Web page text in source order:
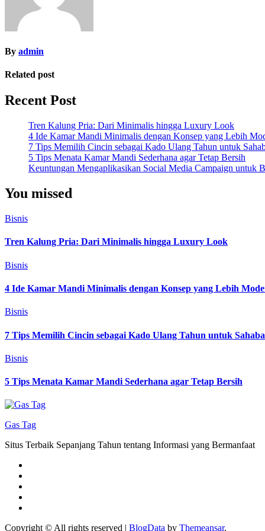
By admin
Related post
Recent Post
Tren Kalung Pria: Dari Minimalis hingga Luxury Look
4 Ide Kamar Mandi Minimalis dengan Konsep yang Lebih
7 Tips Memilih Cincin sebagai Kado Ulang Tahun untuk
5 Tips Menata Kamar Mandi Sederhana agar Tetap Bersih
Keuntungan Mengaplikasikan Social Media Campaign untuk
You missed
Bisnis
Tren Kalung Pria: Dari Minimalis hingga Luxury Look
Bisnis
4 Ide Kamar Mandi Minimalis dengan Konsep yang Lebih
Bisnis
7 Tips Memilih Cincin sebagai Kado Ulang Tahun untuk
Bisnis
5 Tips Menata Kamar Mandi Sederhana agar Tetap Bersih
Gas Tag
Situs Terbaik Sepanjang Tahun tentang Informasi yang Bermanfaat
Copyright © All rights reserved | BlogData by Themeansar.